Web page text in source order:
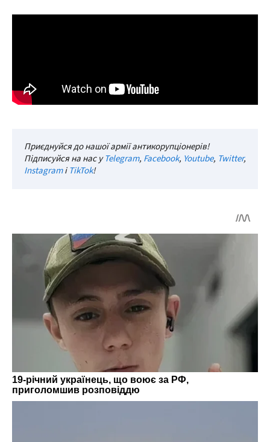
Приєднуйся до нашої армії антикорупціонерів!
Підписуйся на нас уTelegram, Facebook, Youtube, Twitter,
InstagramіTikTok!